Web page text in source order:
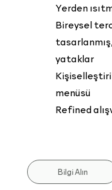
Yerden
Bireysel
yataklar
menüsü
Refined
Bilgi Alın